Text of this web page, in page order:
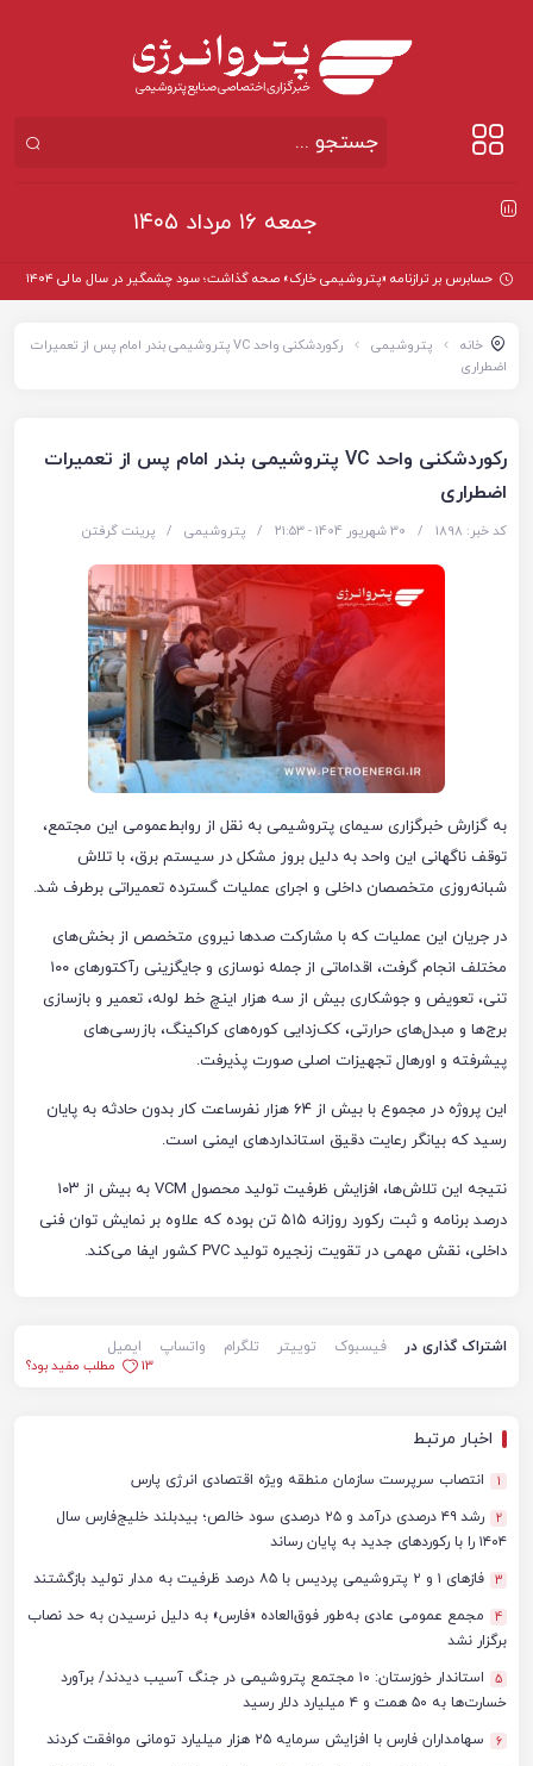
جمعه ۱۶ مرداد ۱۴۰۵
حسابرس بر ترازنامه «پتروشیمی خارک» صحه گذاشت؛ سود چشمگیر در سال مالی ۱۴۰۴
خانه پتروشیمی
رکوردشکنی واحد VC پتروشیمی بندر امام پس از تعمیرات
اضطراری
رکوردشکنی واحد VC پتروشیمی بندر امام پس از تعمیرات
اضطراری
کد خبر: 1898 / 30 شهریور 1404 - ۲۱:۵۳ / پتروشیمی / پرینت گرفتن
به گزارش خبرگزاری سیمای پتروشیمی به نقل از روابط‌عمومی این مجتمع،
توقف ناگهانی این واحد به دلیل بروز مشکل در سیستم برق، با تلاش
شبانه‌روزی متخصصان داخلی و اجرای عملیات گسترده تعمیراتی برطرف شد.
در جریان این عملیات که با مشارکت صدها نیروی متخصص از بخش‌های
مختلف انجام گرفت، اقداماتی از جمله نوسازی و جایگزینی رآکتورهای ۱۰۰
تنی، تعویض و جوشکاری بیش از سه هزار اینچ خط لوله، تعمیر و بازسازی
برج‌ها و مبدل‌های حرارتی، کک‌زدایی کوره‌های کراکینگ، بازرسی‌های
پیشرفته و اورهال تجهیزات اصلی صورت پذیرفت.
این پروژه در مجموع با بیش از ۶۴ هزار نفرساعت کار بدون حادثه به پایان
رسید که بیانگر رعایت دقیق استانداردهای ایمنی است.
نتیجه این تلاش‌ها، افزایش ظرفیت تولید محصول VCM به بیش از ۱۰۳
درصد برنامه و ثبت رکورد روزانه ۵۱۵ تن بوده که علاوه بر نمایش توان فنی
داخلی، نقش مهمی در تقویت زنجیره تولید PVC کشور ایفا می‌کند.
اشتراک گذاری در فیسبوک توییتر تلگرام واتساپ
ایمیل
13
مطلب مفید بود؟
اخبار مرتبط
1 انتصاب سرپرست سازمان منطقه ویژه اقتصادی انرژی پارس
2
رشد ۴۹ درصدی درآمد و ۲۵ درصدی سود خالص؛ بیدبلند خلیج‌فارس سال
۱۴۰۴ را با رکوردهای جدید به پایان رساند
3 فازهای ۱ و ۲ پتروشیمی پردیس با ۸۵ درصد ظرفیت به مدار تولید بازگشتند
4
مجمع عمومی عادی به‌طور فوق‌العاده «فارس» به دلیل نرسیدن به حد نصاب
برگزار نشد
5
استاندار خوزستان: ۱۰ مجتمع پتروشیمی در جنگ آسیب دیدند/ برآورد
خسارت‌ها به ۵۰ همت و ۴ میلیارد دلار رسید
6 سهامداران فارس با افزایش سرمایه ۲۵ هزار میلیارد تومانی موافقت کردند